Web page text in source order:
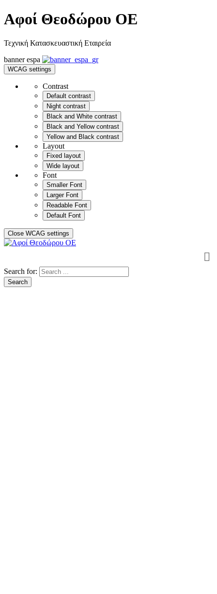
Αφοί Θεοδώρου OE
Τεχνική Κατασκευαστική Εταιρεία
banner espa
WCAG settings
Contrast
Default contrast
Night contrast
Black and White contrast
Black and Yellow contrast
Yellow and Black contrast
Layout
Fixed layout
Wide layout
Font
Smaller Font
Larger Font
Readable Font
Default Font
Close WCAG settings
Search for:
Search